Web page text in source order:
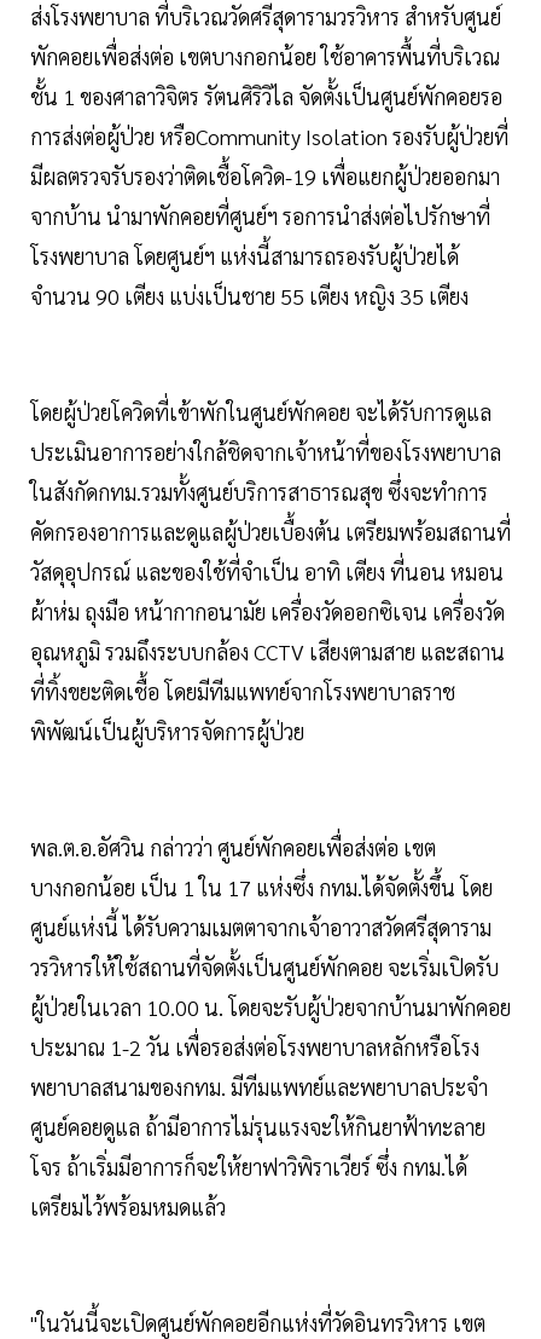
ส่งโรงพยาบาล ที่บริเวณวัดศรีสุดารามวรวิหาร สำหรับศูนย์
พักคอยเพื่อส่งต่อ เขตบางกอกน้อย ใช้อาคารพื้นที่บริเวณ
ชั้น 1 ของศาลาวิจิตร รัตนศิริวิไล จัดตั้งเป็นศูนย์พักคอยรอ
การส่งต่อผู้ป่วย หรือCommunity Isolation รองรับผู้ป่วยที่
มีผลตรวจรับรองว่าติดเชื้อโควิด-19 เพื่อแยกผู้ป่วยออกมา
จากบ้าน นำมาพักคอยที่ศูนย์ฯ รอการนำส่งต่อไปรักษาที่
โรงพยาบาล โดยศูนย์ฯ แห่งนี้สามารถรองรับผู้ป่วยได้
จำนวน 90 เตียง แบ่งเป็นชาย 55 เตียง หญิง 35 เตียง
โดยผู้ป่วยโควิดที่เข้าพักในศูนย์พักคอย จะได้รับการดูแล
ประเมินอาการอย่างใกล้ชิดจากเจ้าหน้าที่ของโรงพยาบาล
ในสังกัดกทม.รวมทั้งศูนย์บริการสาธารณสุข ซึ่งจะทำการ
คัดกรองอาการและดูแลผู้ป่วยเบื้องต้น เตรียมพร้อมสถานที่
วัสดุอุปกรณ์ และของใช้ที่จำเป็น อาทิ เตียง ที่นอน หมอน
ผ้าห่ม ถุงมือ หน้ากากอนามัย เครื่องวัดออกซิเจน เครื่องวัด
อุณหภูมิ รวมถึงระบบกล้อง CCTV เสียงตามสาย และสถาน
ที่ทิ้งขยะติดเชื้อ โดยมีทีมแพทย์จากโรงพยาบาลราช
พิพัฒน์เป็นผู้บริหารจัดการผู้ป่วย
พล.ต.อ.อัศวิน กล่าวว่า ศูนย์พักคอยเพื่อส่งต่อ เขต
บางกอกน้อย เป็น 1 ใน 17 แห่งซึ่ง กทม.ได้จัดตั้งขึ้น โดย
ศูนย์แห่งนี้ ได้รับความเมตตาจากเจ้าอาวาสวัดศรีสุดาราม
วรวิหารให้ใช้สถานที่จัดตั้งเป็นศูนย์พักคอย จะเริ่มเปิดรับ
ผู้ป่วยในเวลา 10.00 น. โดยจะรับผู้ป่วยจากบ้านมาพักคอย
ประมาณ 1-2 วัน เพื่อรอส่งต่อโรงพยาบาลหลักหรือโรง
พยาบาลสนามของกทม. มีทีมแพทย์และพยาบาลประจำ
ศูนย์คอยดูแล ถ้ามีอาการไม่รุนแรงจะให้กินยาฟ้าทะลาย
โจร ถ้าเริ่มมีอาการก็จะให้ยาฟาวิพิราเวียร์ ซึ่ง กทม.ได้
เตรียมไว้พร้อมหมดแล้ว
"ในวันนี้จะเปิดศูนย์พักคอยอีกแห่งที่วัดอินทรวิหาร เขต